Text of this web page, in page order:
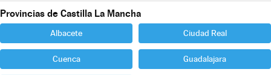
Provincias de Castilla La Mancha
Albacete Ciudad Real
Cuenca Guadalajara